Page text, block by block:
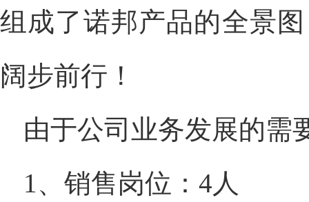
组成了诺邦产品的全景
阔步前行！
由于公司业务发展的需
1、销售岗位：4人